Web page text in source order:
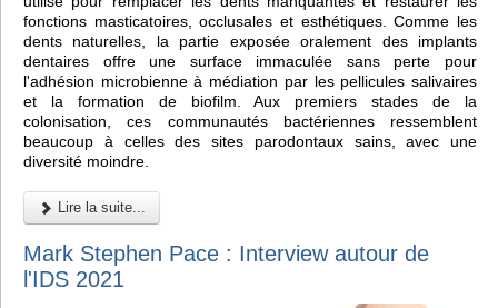
fonctions masticatoires, occlusales et esthétiques. Comme les
dents naturelles, la partie exposée oralement des implants
dentaires offre une surface immaculée sans perte pour
l'adhésion microbienne à médiation par les pellicules salivaires
et la formation de biofilm. Aux premiers stades de la
colonisation, ces communautés bactériennes ressemblent
beaucoup à celles des sites parodontaux sains, avec une
diversité moindre.
Lire la suite...
Mark Stephen Pace : Interview autour de
l'IDS 2021